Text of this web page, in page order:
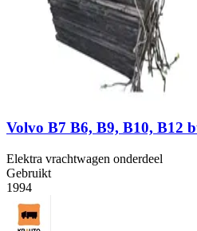
Volvo B7 B6, B9, B10, B12
Elektra vrachtwagen onderdeel
Gebruikt
1994